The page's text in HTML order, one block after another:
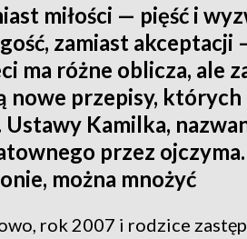
miłości — pięść i
zamiast
ma różne oblicza, ale
nowe przepisy, których
Ustawy Kamilka,
przez
można mnożyć
rok 2007 i rodzice